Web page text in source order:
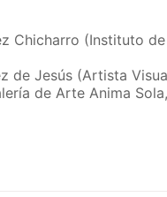
Chicharro (Instituto
de Jesús (Artista
de Arte Anima